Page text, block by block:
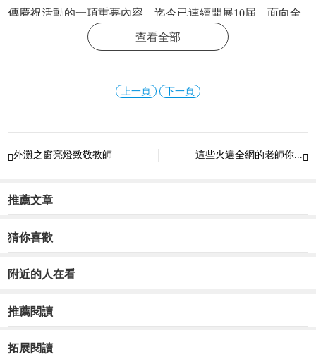
傳慶祝活動的一項重要內容，迄今已連續開展10屆，面向全
國所有教師群體展開，先后表彰宣傳了101位“最美教師”，同
時宣傳了數十位“特別關注教師”和涼山支教幫扶團隊、援藏
教師立德樹人時代風采，倡導全社會尊師重教發揮了重要作
更多精彩資訊請關注查字典資訊網，我們將持續為您更
新最新資訊!
查看全部
上一頁 下一頁
外灘之窗亮燈致敬教師 
這些火遍全網的老師你...
推薦文章
猜你喜歡
附近的人在看
推薦閱讀
拓展閱讀